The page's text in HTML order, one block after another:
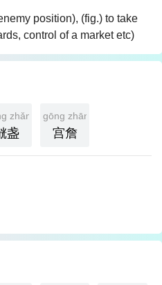
position)​, (fig.)​ to take
control of a market etc)​
zhǎn
盏
gōng zhān
宫詹